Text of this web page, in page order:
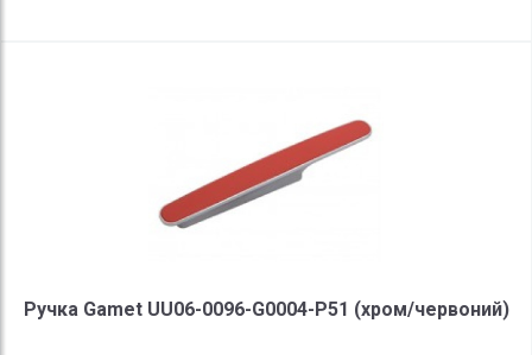
Ручка Gamet UU06-0096-G0004-P51 (хром/червоний)